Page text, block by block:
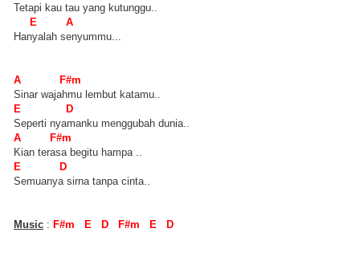
Tetapi kau tau yang kutunggu..
E A
Hanyalah senyummu...
A F#m
Sinar wajahmu lembut katamu..
E D
Seperti nyamanku menggubah dunia..
A F#m
Kian terasa begitu hampa ..
E D
Semuanya sirna tanpa cinta..
Music : F#m E D F#m E D